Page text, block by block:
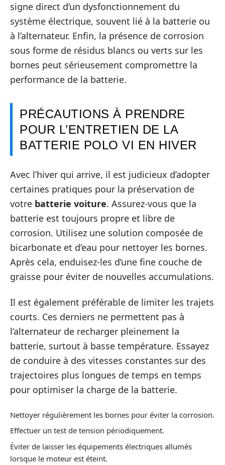
signe direct d’un dysfonctionnement du
système électrique, souvent lié à la batterie ou
à l’alternateur. Enfin, la présence de corrosion
sous forme de résidus blancs ou verts sur les
bornes peut sérieusement compromettre la
performance de la batterie.
PRÉCAUTIONS À PRENDRE
POUR L’ENTRETIEN DE LA
BATTERIE POLO VI EN HIVER
Avec l’hiver qui arrive, il est judicieux d’adopter
certaines pratiques pour la préservation de
votre batterie voiture. Assurez-vous que la
batterie est toujours propre et libre de
corrosion. Utilisez une solution composée de
bicarbonate et d’eau pour nettoyer les bornes.
Après cela, enduisez-les d’une fine couche de
graisse pour éviter de nouvelles accumulations.
Il est également préférable de limiter les trajets
courts. Ces derniers ne permettent pas à
l’alternateur de recharger pleinement la
batterie, surtout à basse température. Essayez
de conduire à des vitesses constantes sur des
trajectoires plus longues de temps en temps
pour optimiser la charge de la batterie.
Nettoyer régulièrement les bornes pour éviter la corrosion.
Effectuer un test de tension périodiquement.
Éviter de laisser les équipements électriques allumés
lorsque le moteur est éteint.